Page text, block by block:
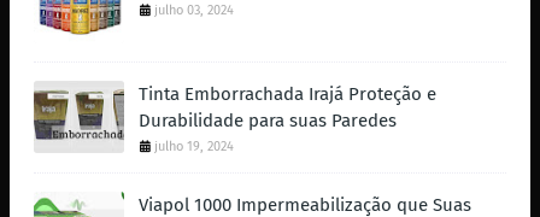
julho 03, 2024
Tinta Emborrachada Irajá Proteção e
Durabilidade para suas Paredes
julho 19, 2024
Viapol 1000 Impermeabilização que Suas